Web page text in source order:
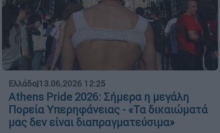
Ελλάδα|13.06.2026 12:25
Athens Pride 2026: Σήμερα η μεγάλη
Πορεία Υπερηφάνειας - «Τα δικαιώματά
μας δεν είναι διαπραγματεύσιμα»